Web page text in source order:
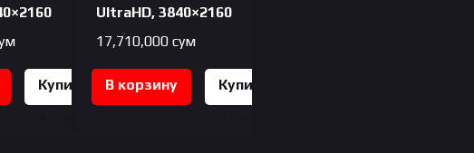
Купить
UltraHD, 3840×2160
17,710,000сум
В корзину
Купить